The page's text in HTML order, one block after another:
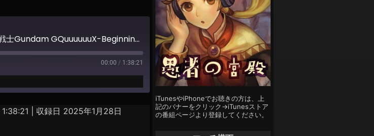
【 地下504階 】 愚者Ｑ的「機動戦士Gundam GQuuuuuuX-Beginning-」雑感
00:00 / 1:38:21
収録日 2025年1月28日
iTunesやiPhoneでお聴きの方は、上
記のバナーをクリック→iTunesストア
の番組ページより登録してください。